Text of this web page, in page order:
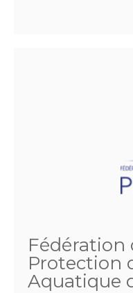
Fédération
Protection
Aquatique